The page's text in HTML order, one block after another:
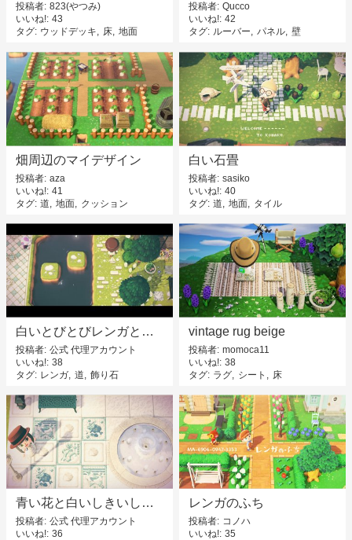
投稿者 823(やつみ)
いいね! 43
タグ ウッドデッキ 床 地面
投稿者 Qucco
いいね! 42
タグ ルーバー パネル 壁
畑周辺のマイデザイン
投稿者 aza
いいね! 41
タグ 道 地面 クッション
白い石畳
投稿者 sasiko
いいね! 40
タグ 道 地面 タイル
白いとびとびレンガとちょっとしたお花
投稿者 公式 代理アカウント
いいね! 38
タグ レンガ 道 飾り石
vintage rug beige
投稿者 momoca11
いいね! 38
タグ ラグ シート 床
青い花と白いしきいし、大理石
投稿者 公式 代理アカウント
いいね! 36
レンガのふち
投稿者 コノハ
いいね! 35